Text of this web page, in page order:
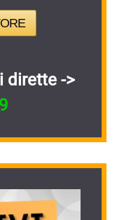
dirette ->